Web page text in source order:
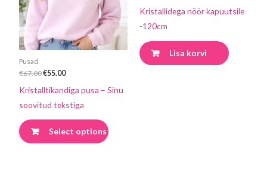
Pusad
€67.00€55.00
Kristalltikandiga pusa – Sinu
soovitud tekstiga
Select options
varianti.
Valikuid
saab
teha
tootelehel.
Kristallidega nöör kapuutsile
-120cm
Lisa korvi